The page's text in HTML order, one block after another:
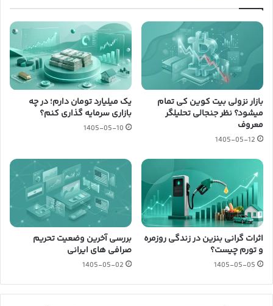
بازار نزولی بیت کوین کی تمام
میشود؟ نظر جنجالی تحلیلگر
معروف
1405-05-12
یک میلیارد تومان دارم؛ در چه
بازاری سرمایه گذاری کنم؟
1405-05-10
اثرات گرانی بنزین در زندگی روزمره
و تورم چیست؟
1405-05-05
بررسی آخرین وضعیت تحریم
صرافی های ایرانی
1405-05-02